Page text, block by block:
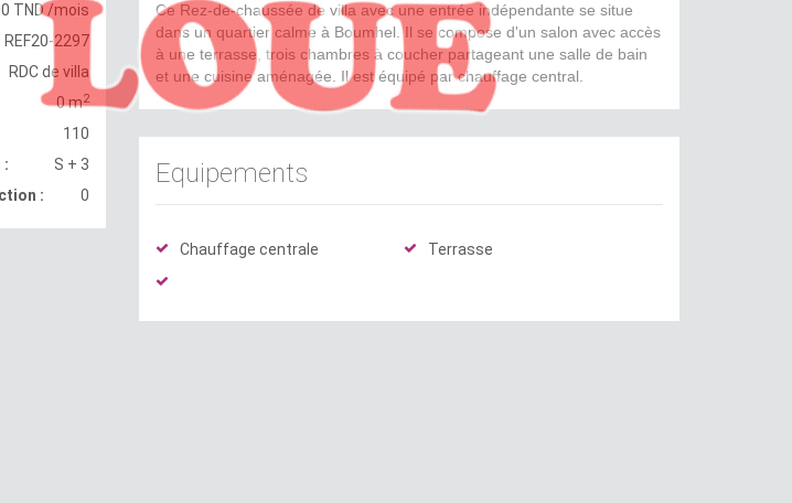
TND /mois
REF20-2297
RDC de villa
0 m2
110
:
S + 3
:
0
Ce Rez-de-chaussée de villa avec une entrée indépendante se situe
dans un quartier calme à Boumhel. Il se compose d'un salon avec accès
à une terrasse, trois chambres à coucher partageant une salle de bain
et une cuisine aménagée. Il est équipé par chauffage central.
Equipements
Chauffage centrale Terrasse